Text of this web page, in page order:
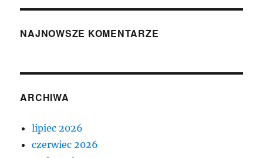
NAJNOWSZE KOMENTARZE
ARCHIWA
lipiec 2026
czerwiec 2026